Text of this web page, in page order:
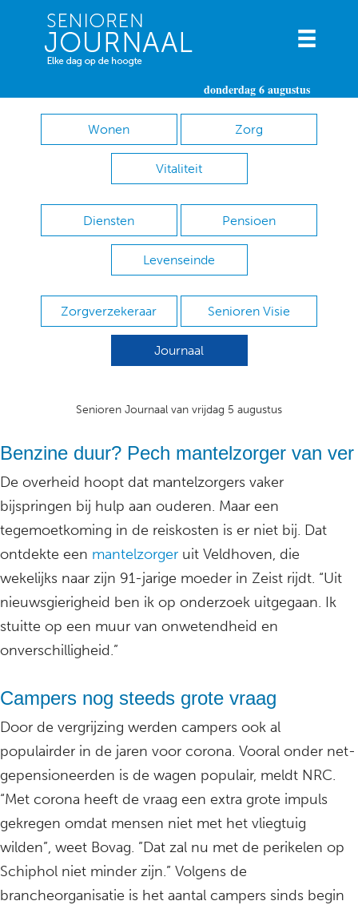
donderdag 6 augustus
Wonen Zorg
Vitaliteit
Diensten Pensioen
Levenseinde
Zorgverzekeraar Senioren Visie
Journaal
Senioren Journaal van vrijdag 5 augustus
Benzine duur? Pech mantelzorger van ver
De overheid hoopt dat mantelzorgers vaker
bijspringen bij hulp aan ouderen. Maar een
tegemoetkoming in de reiskosten is er niet bij. Dat
ontdekte een mantelzorger uit Veldhoven, die
wekelijks naar zijn 91-jarige moeder in Zeist rijdt. “Uit
nieuwsgierigheid ben ik op onderzoek uitgegaan. Ik
stuitte op een muur van onwetendheid en
onverschilligheid.”
Campers nog steeds grote vraag
Door de vergrijzing werden campers ook al
populairder in de jaren voor corona. Vooral onder net-
gepensioneerden is de wagen populair, meldt NRC.
“Met corona heeft de vraag een extra grote impuls
gekregen omdat mensen niet met het vliegtuig
wilden”, weet Bovag. ”Dat zal nu met de perikelen op
Schiphol niet minder zijn.” Volgens de
brancheorganisatie is het aantal campers sinds begin